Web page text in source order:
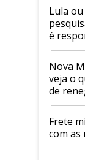
Lula
é
Nova
veja o
de
Frete
com as